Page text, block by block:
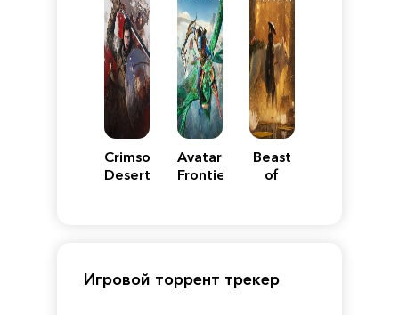
Crimson
Desert
Avatar:
Frontiers
Beast
of
Игровой торрент трекер